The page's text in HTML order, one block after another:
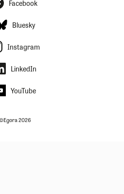
Facebook
Bluesky
Instagram
LinkedIn
YouTube
2026